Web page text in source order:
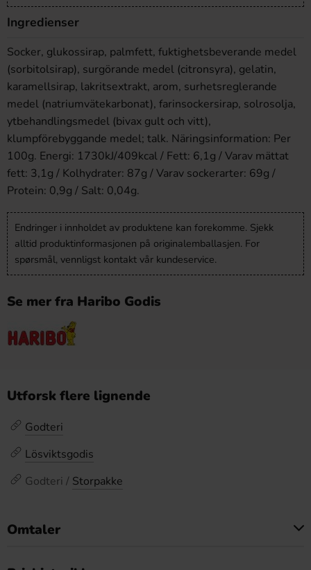
Ingredienser
Socker, glukossirap, palmfett, fuktighetsbeverande medel
(sorbitolsirap), surgörande medel (citronsyra), gelatin,
karamellsirap, lakritsextrakt, arom, surhetsreglerande
medel (natriumvätekarbonat), farinsockersirap, solrosolja,
ytbehandlingsmedel (bivax gult och vitt),
klumpförebyggande medel; talk. Näringsinformation: Per
100g. Energi: 1730kJ/409kcal / Fett: 6,1g / Varav mättat
fett: 3,1g / Kolhydrater: 87g / Varav sockerarter: 69g /
Protein: 0,9g / Salt: 0,04g.
Endringer i innholdet av produktene kan forekomme. Sjekk
alltid produktinformasjonen på originalemballasjen. For
spørsmål, vennligst kontakt vår kundeservice.
Se mer fra Haribo Godis
Utforsk flere lignende
Godteri
Lösviktsgodis
Godteri / Storpakke
Omtaler